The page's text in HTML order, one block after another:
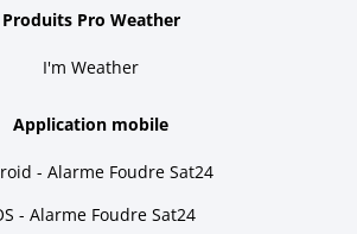
Produits Pro Weather
I'm Weather
Application mobile
- Alarme Foudre Sat24
- Alarme Foudre Sat24